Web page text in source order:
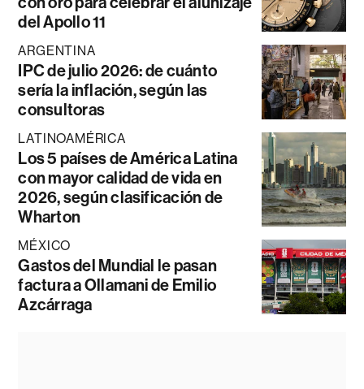
del Apollo 11
ARGENTINA
IPC de julio 2026: de cuánto
sería la inflación, según las
consultoras
LATINOAMÉRICA
Los 5 países de América Latina
con mayor calidad de vida en
2026, según clasificación de
Wharton
MÉXICO
Gastos del Mundial le pasan
factura a Ollamani de Emilio
Azcárraga